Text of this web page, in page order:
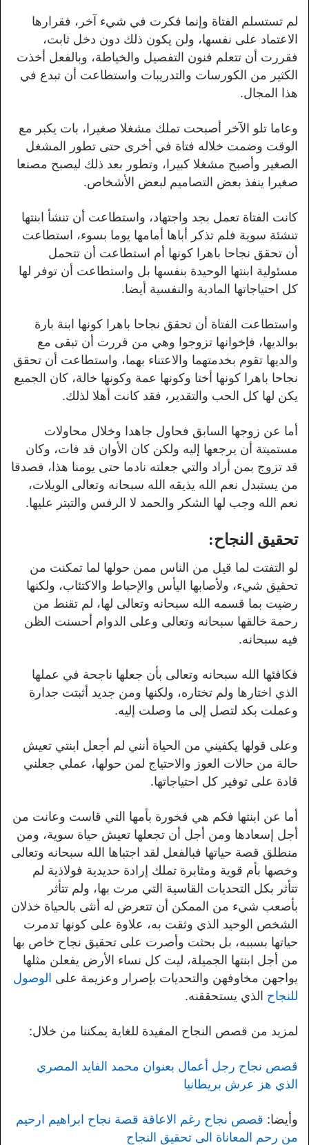
لم تستسلم الفتاة وإنما فكرت في شيء آخر، فقرارها
الاعتماد على نفسها، ولن يكون ذلك دون دخل ثابت،
فقررت أن تتعلم فنون التفصيل والخياطة، وبالفعل أخذت
الكثير من الكورسات والتدريبات واستطاعت أن تبدع في
هذا المجال.
وعاما تلو الآخر أصبحت تملك مشغلا صغيرا، بات يكبر مع
الوقت وضمت خلاله فتاة في أخرى حتى تطور المشغل
الصغير وأصبح مشغلا كبيرا، وتطور بعد ذلك ليصبح مصنعا
صغيرا ينفذ بعض التصاميم لبعض الأشخاص.
كانت الفتاة تعمل بجد واجتهاد، واستطاعت أن تنشأ ابنتها
تنشئة سوية فلم تذكر أباها أمامها يوما بسوء، استطاعت
أن تحقق نجاحا باهرا كونها أم استطاعت أن تتحمل
مسئولية ابنتها الوحيدة بنفسها بل واستطاعت أن توفر لها
كل احتياجاتها المادية والنفسية أيضا.
واستطاعت الفتاة أن تحقق نجاحا باهرا كونها ابنة بارة
بوالديها، فإخوانها تزوجوا وهي من قررت أن تبقى مع
والديها تقوم بخدمتهما والاعتناء بهما، واستطاعت أن تحقق
نجاحا باهرا كونها أختا وكونها عمة وكونها خالة، كان الجميع
يكن لها كل الحب والتقدير، فقد كانت أهلا لذلك.
أما عن زوجها السابق فحاول جاهدا وخلال محاولات
مستميتة أن يرجعها إليه ولكن كان الأوان قد فات، وكان
قد تزوج بمن أراد والتي جعلته نادما حتى يومنا هذا، فصدقا
من يستبدل نعم الله يذيقه الله سبحانه وتعالى الويلات،
نعم الله وجب لها الشكر والحمد لا الرفس والتبتر عليها.
تحقيق النجاح:
لو التفتت لما قيل من الناس ممن حولها لما تمكنت من
تحقيق شيء، ولأصابها اليأس والإحباط والاكتئاب، ولكنها
رضيت بما قسمه الله سبحانه وتعالى لها، لم تقنط من
رحمة خالقها سبحانه وتعالى وعلى الدوام أحسنت الظن
فيه سبحانه.
فكافئها الله سبحانه وتعالى بأن جعلها ناجحة في عملها
الذي اختارها ولم تختاره، ولكنها ومن جديد أثبتت جدارة
وعملت بكد لتصل إلى ما وصلت إليه.
وعلى قولها يكفيني من الحياة أنني لم أجعل ابنتي تعيش
حالة من حالات العوز والاحتياج لمن حولها، عملي جعلني
قادة على توفير كل احتياجاتها.
أما عن ابنتها فكم هي فخورة بأمها التي قاست وعانت من
أجل إسعادها ومن أجل أن تجعلها تعيش حياة سوية، ومن
منطلق قصة حياتها فبالفعل لقد اجتباها الله سبحانه وتعالى
وخصها بأم قوية ومثابرة تملك إرادة حديدية فولاذية لم
تتأثر بكل التحديات القاسية التي مرت بها، ولم تتأثر
بأصعب شيء من الممكن أن تتعرض له أنثى بالحياة خذلان
الشخص الوحيد الذي وثقت به، علاوة على كونها تدمرت
حياتها بسببه، بل بحثت وأصرت على تحقيق نجاح خاص بها
من أجل ابنتها الجميلة، ليت كل نساء الأرض يفعلن مثلها
يواجهن مخاوفهن والتحديات بإصرار وعزيمة على الوصول
للنجاح الذي يستحققنه.
لمزيد من قصص النجاح المفيدة للغاية يمكننا من خلال:
قصص نجاح رجل أعمال بعنوان محمد الفايد المصري
الذي هز عرش بريطانيا
وأيضا: قصص نجاح رغم الاعاقة قصة نجاح ابراهيم ارحيم
من رحم المعاناة الى تحقيق النجاح